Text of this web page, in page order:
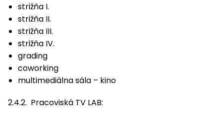
strižňa I.
strižňa II.
strižňa III.
strižňa IV.
grading
coworking
multimediálna sála – kino
2.4.2. Pracoviská TV LAB: